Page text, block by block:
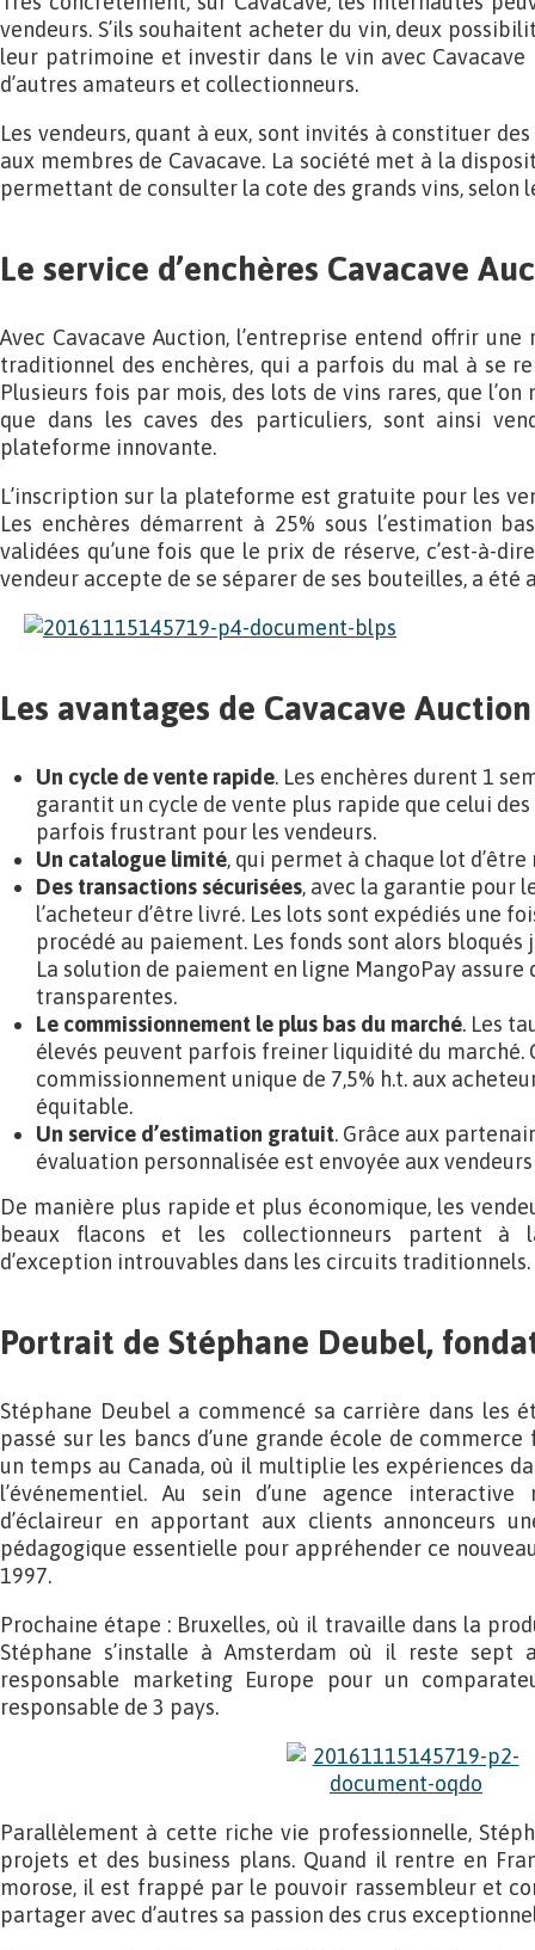
vendeurs. S’ils souhaitent acheter du vin, deux
leur patrimoine et investir dans le vin avec Cavacave
d’autres amateurs et collectionneurs.
Les vendeurs, quant à eux, sont invités à constituer
aux membres de Cavacave. La société met à la
permettant de consulter la cote des grands vins, selon
Le service d’enchères Cavacave
Avec Cavacave Auction, l’entreprise entend offrir
traditionnel des enchères, qui a parfois du mal à se
Plusieurs fois par mois, des lots de vins rares, que
que dans les caves des particuliers, sont ainsi
plateforme innovante.
L’inscription sur la plateforme est gratuite pour les
Les enchères démarrent à 25% sous l’estimation
validées qu’une fois que le prix de réserve, c’est-à-
vendeur accepte de se séparer de ses bouteilles, a été
Les avantages de Cavacave Auction
Un cycle de vente rapide. Les enchères durent 1
garantit un cycle de vente plus rapide que celui
parfois frustrant pour les vendeurs.
Un catalogue limité, qui permet à chaque lot
Des transactions sécurisées, avec la garantie pour
l’acheteur d’être livré. Les lots sont expédiés une
procédé au paiement. Les fonds sont alors bloqués
La solution de paiement en ligne MangoPay assure
transparentes.
Le commissionnement le plus bas du marché. Les
élevés peuvent parfois freiner liquidité du marché.
commissionnement unique de 7,5% h.t. aux
équitable.
Un service d’estimation gratuit. Grâce aux
évaluation personnalisée est envoyée aux
De manière plus rapide et plus économique, les
beaux flacons et les collectionneurs partent à
d’exception introuvables dans les circuits traditionnels.
Portrait de Stéphane Deubel,
Stéphane Deubel a commencé sa carrière dans les
passé sur les bancs d’une grande école de
un temps au Canada, où il multiplie les expériences
l’événementiel. Au sein d’une agence
d’éclaireur en apportant aux clients annonceurs
pédagogique essentielle pour appréhender ce
1997.
Prochaine étape : Bruxelles, où il travaille dans la
Stéphane s’installe à Amsterdam où il reste sept
responsable marketing Europe pour un
responsable de 3 pays.
Parallèlement à cette riche vie professionnelle,
projets et des business plans. Quand il rentre en
morose, il est frappé par le pouvoir rassembleur et
partager avec d’autres sa passion des crus